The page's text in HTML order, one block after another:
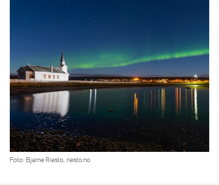
Foto: Bjarne Riesto, riesto.no